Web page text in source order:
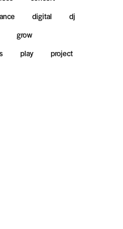
digital
dj
grow
play
project